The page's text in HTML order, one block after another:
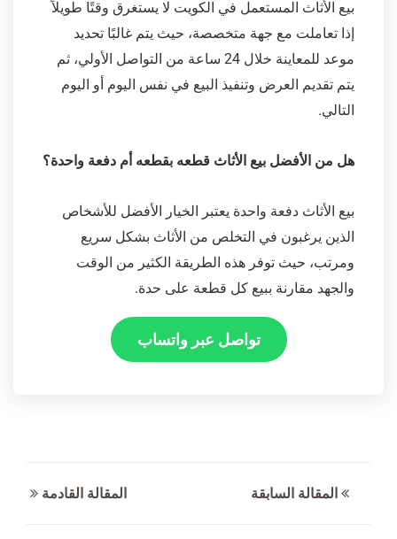
بيع الأثاث المستعمل في الكويت لا يستغرق وقتًا طويلاً
إذا تعاملت مع جهة متخصصة، حيث يتم غالبًا تحديد
موعد للمعاينة خلال 24 ساعة من التواصل الأولي، ثم
يتم تقديم العرض وتنفيذ البيع في نفس اليوم أو اليوم
التالي.
هل من الأفضل بيع الأثاث قطعه بقطعه أم دفعة واحدة؟
بيع الأثاث دفعة واحدة يعتبر الخيار الأفضل للأشخاص
الذين يرغبون في التخلص من الأثاث بشكل سريع
ومرتب، حيث توفر هذه الطريقة الكثير من الوقت
والجهد مقارنة ببيع كل قطعة على حدة.
تواصل عبر واتساب
المقالة السابقة المقالة القادمة